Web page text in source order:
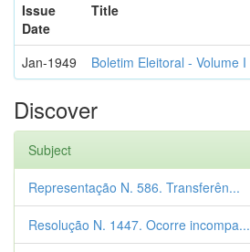
Issue
Date
Title
Jan-1949 Boletim Eleitoral - Volume I
Discover
Subject
Representação N. 586. Transferên...
Resolução N. 1447. Ocorre incompa...